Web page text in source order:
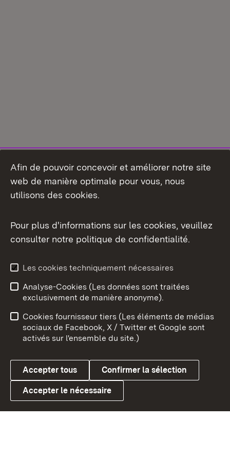
Aperçu des thèmes
Link zum Landesportal
Conseils d'utilisation
Confidentialité
Cookies
Afin de pouvoir concevoir et améliorer notre site
web de manière optimale pour vous, nous
utilisons des cookies.
Pour plus d'informations sur les cookies, veuillez
consulter notre politique de confidentialité.
Les cookies techniquement nécessaires
Analyse-Cookies (Les données sont traitées
exclusivement de manière anonyme).
Cookies fournisseur tiers (Les éléments de médias
sociaux de Facebook, X / Twitter et Google sont
activés sur l'ensemble du site.)
Accepter tous Confirmer la sélection
Accepter le nécessaire